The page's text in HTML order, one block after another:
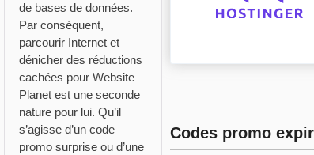
de bases de données.
Par conséquent,
parcourir Internet et
dénicher des réductions
cachées pour Website
Planet est une seconde
nature pour lui. Qu’il
s’agisse d’un code
promo surprise ou d’une
Codes promo